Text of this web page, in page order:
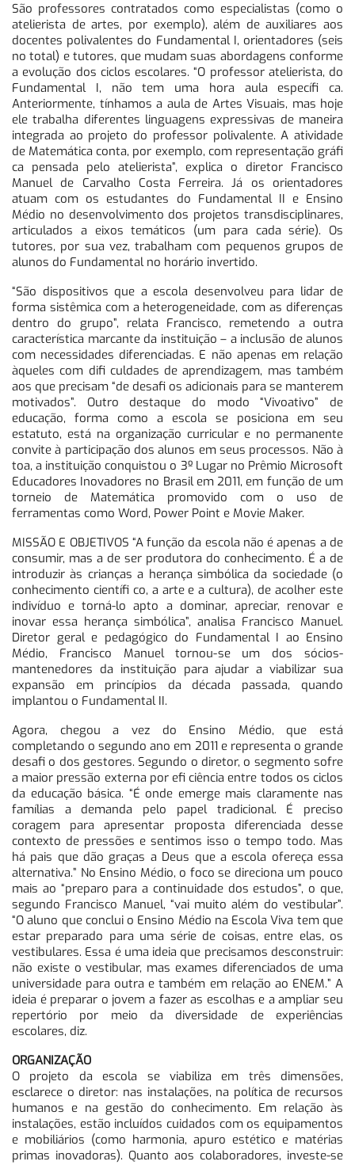
São professores contratados como especialistas (como o
atelierista de artes, por exemplo), além de auxiliares aos
docentes polivalentes do Fundamental I, orientadores (seis
no total) e tutores, que mudam suas abordagens conforme
a evolução dos ciclos escolares. “O professor atelierista, do
Fundamental I, não tem uma hora aula específi ca.
Anteriormente, tínhamos a aula de Artes Visuais, mas hoje
ele trabalha diferentes linguagens expressivas de maneira
integrada ao projeto do professor polivalente. A atividade
de Matemática conta, por exemplo, com representação gráfi
ca pensada pelo atelierista”, explica o diretor Francisco
Manuel de Carvalho Costa Ferreira. Já os orientadores
atuam com os estudantes do Fundamental II e Ensino
Médio no desenvolvimento dos projetos transdisciplinares,
articulados a eixos temáticos (um para cada série). Os
tutores, por sua vez, trabalham com pequenos grupos de
alunos do Fundamental no horário invertido.
“São dispositivos que a escola desenvolveu para lidar de
forma sistêmica com a heterogeneidade, com as diferenças
dentro do grupo”, relata Francisco, remetendo a outra
característica marcante da instituição – a inclusão de alunos
com necessidades diferenciadas. E não apenas em relação
àqueles com difi culdades de aprendizagem, mas também
aos que precisam “de desafi os adicionais para se manterem
motivados”. Outro destaque do modo “Vivoativo” de
educação, forma como a escola se posiciona em seu
estatuto, está na organização curricular e no permanente
convite à participação dos alunos em seus processos. Não à
toa, a instituição conquistou o 3º Lugar no Prêmio Microsoft
Educadores Inovadores no Brasil em 2011, em função de um
torneio de Matemática promovido com o uso de
ferramentas como Word, Power Point e Movie Maker.
MISSÃO E OBJETIVOS “A função da escola não é apenas a de
consumir, mas a de ser produtora do conhecimento. É a de
introduzir às crianças a herança simbólica da sociedade (o
conhecimento científi co, a arte e a cultura), de acolher este
indivíduo e torná-lo apto a dominar, apreciar, renovar e
inovar essa herança simbólica”, analisa Francisco Manuel.
Diretor geral e pedagógico do Fundamental I ao Ensino
Médio, Francisco Manuel tornou-se um dos sócios-
mantenedores da instituição para ajudar a viabilizar sua
expansão em princípios da década passada, quando
implantou o Fundamental II.
Agora, chegou a vez do Ensino Médio, que está
completando o segundo ano em 2011 e representa o grande
desafi o dos gestores. Segundo o diretor, o segmento sofre
a maior pressão externa por efi ciência entre todos os ciclos
da educação básica. “É onde emerge mais claramente nas
famílias a demanda pelo papel tradicional. É preciso
coragem para apresentar proposta diferenciada desse
contexto de pressões e sentimos isso o tempo todo. Mas
há pais que dão graças a Deus que a escola ofereça essa
alternativa.” No Ensino Médio, o foco se direciona um pouco
mais ao “preparo para a continuidade dos estudos”, o que,
segundo Francisco Manuel, “vai muito além do vestibular”.
“O aluno que conclui o Ensino Médio na Escola Viva tem que
estar preparado para uma série de coisas, entre elas, os
vestibulares. Essa é uma ideia que precisamos desconstruir:
não existe o vestibular, mas exames diferenciados de uma
universidade para outra e também em relação ao ENEM.” A
ideia é preparar o jovem a fazer as escolhas e a ampliar seu
repertório por meio da diversidade de experiências
escolares, diz.
ORGANIZAÇÃO
O projeto da escola se viabiliza em três dimensões,
esclarece o diretor: nas instalações, na política de recursos
humanos e na gestão do conhecimento. Em relação às
instalações, estão incluídos cuidados com os equipamentos
e mobiliários (como harmonia, apuro estético e matérias
primas inovadoras). Quanto aos colaboradores, investe-se